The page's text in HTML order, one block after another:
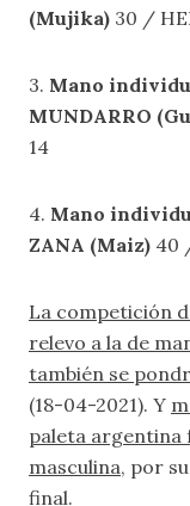
(Mujika) 30 /
3. Mano
MUNDARRO
14
4. Mano
ZANA (Maiz) 40
La competición
relevo a la de
también se
(18-04-2021). Y
paleta argentina
masculina, por
final.